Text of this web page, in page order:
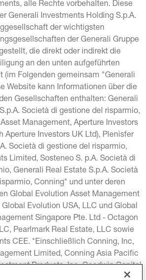
alle Rechte vorbehalten. Diese
Generali Investments Holding S.p.A.
der wichtigsten
der Generali Gruppe
die direkt oder indirekt die
an den unten aufgeführten
(im Folgenden gemeinsam "Generali
Website kann Informationen über die
Gesellschaften enthalten: Generali
Società di gestione del risparmio,
Management, Aperture Investors
Aperture Investors UK Ltd), Plenisfer
Società di gestione del risparmio,
Limited, Sosteneo S. p.A. Società di
Generali Real Estate S.p.A. Società
Conning* und unter deren
Global Evolution Asset Management
Evolution USA, LLC und Global
Singapore Pte. Ltd - Octagon
Pearlmark Real Estate, LLC sowie
CEE. *Einschließlich Conning, Inc,
Limited, Conning Asia Pacific
Products, Inc, Goodwin Capital